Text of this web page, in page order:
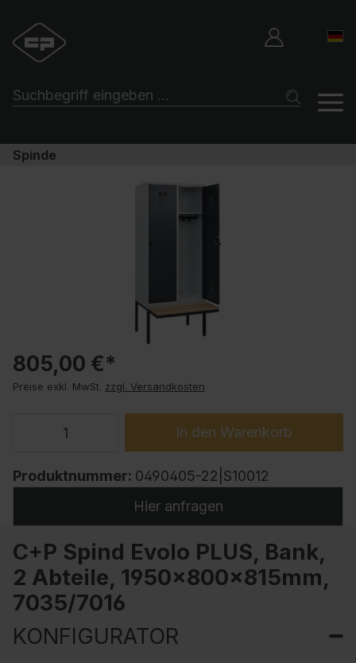
Spinde
805,00 €*
Preise exkl. MwSt. zzgl. Versandkosten
In den Warenkorb
Produktnummer: 0490405-22|S10012
Hier anfragen
C+P Spind Evolo PLUS, Bank,
2 Abteile, 1950x800x815mm,
7035/7016
KONFIGURATOR